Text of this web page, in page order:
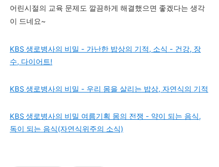
어린시절의 교육 문제도 깔끔하게 해결했으면 좋겠다는 생각
이 드네요~
KBS 생로병사의 비밀 - 가난한 밥상의 기적, 소식 - 건강, 장
수, 다이어트!
KBS 생로병사의 비밀 - 우리 몸을 살리는 밥상, 자연식의 기적
KBS 생로병사의 비밀 여름기획 몸의 전쟁 - 약이 되는 음식,
독이 되는 음식(자연식위주의 소식)